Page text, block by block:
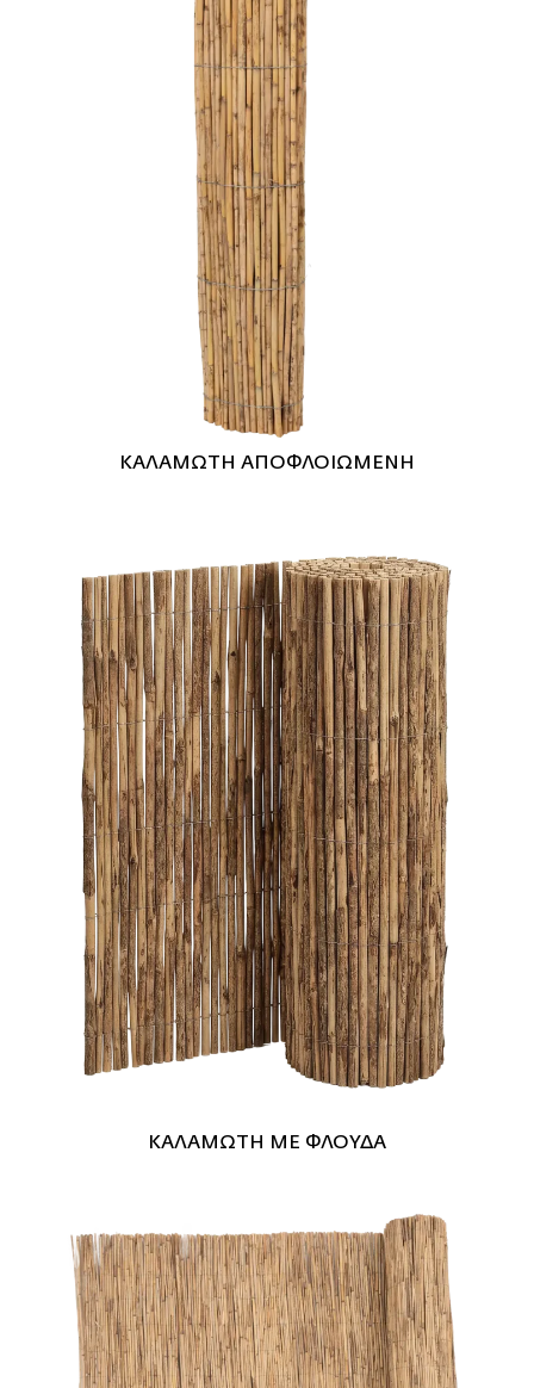
ΚΑΛΑΜΩΤΗ ΑΠΟΦΛΟΙΩΜΕΝΗ
ΚΑΛΑΜΩΤΗ ΜΕ ΦΛΟΥΔΑ